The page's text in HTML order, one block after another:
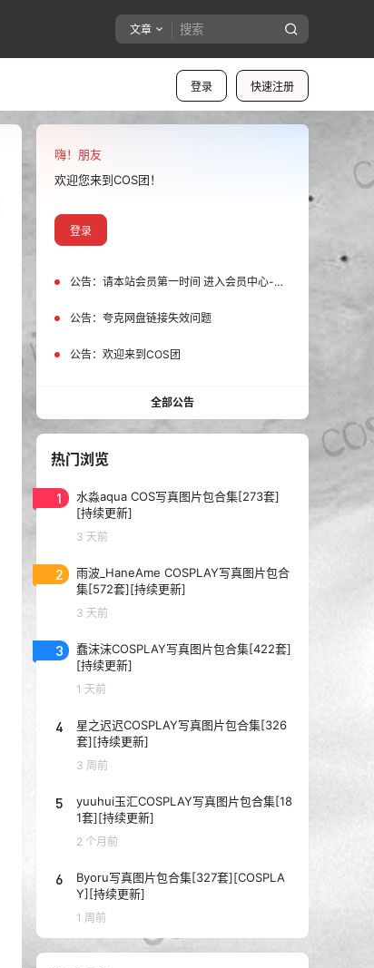
文章
登录 快速注册
嗨！朋友
欢迎您来到COS团！
登录
公告： 请本站会员第一时间 进入会员中心-我的设置中为您的账号绑定邮箱!
公告： 夸克网盘链接失效问题
公告： 欢迎来到COS团
全部公告
热门浏览
1
水淼aqua COS写真图片包合集[273套]
[持续更新]
3 天前
2
雨波_HaneAme COSPLAY写真图片包合
集[572套][持续更新]
3 天前
3
蠢沫沫COSPLAY写真图片包合集[422套]
[持续更新]
1 天前
4
星之迟迟COSPLAY写真图片包合集[326
套][持续更新]
3 周前
5
yuuhui玉汇COSPLAY写真图片包合集[18
1套][持续更新]
2 个月前
6
Byoru写真图片包合集[327套][COSPLA
Y][持续更新]
1 周前